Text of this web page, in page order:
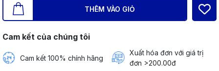
THÊM VÀO GIỎ
Cam kết của chúng tôi
Cam kết 100% chính hãng
Xuất hóa đơn với giá trị
đơn >200.00đ